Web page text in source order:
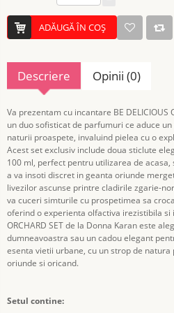
ADĂUGĂ ÎN COŞ
Descriere Opinii (0)
Va prezentam cu incantare BE DELICIOUS
un duo sofisticat de parfumuri ce aduce
naturii proaspete, invaluind pielea cu o
Acest set exclusiv include doua sticlute
100 ml, perfect pentru utilizarea de
a va insoti discret in geanta oriunde
livezilor ascunse printre cladirile zgarie-
va cuceri simturile cu prospetimea sa
oferind o experienta olfactiva irezistibila si
ORCHARD SET de la Donna Karan este
dumneavoastra sau un cadou elegant
esenta vietii urbane, cu un strop de
oriunde si oricand.
Setul contine: